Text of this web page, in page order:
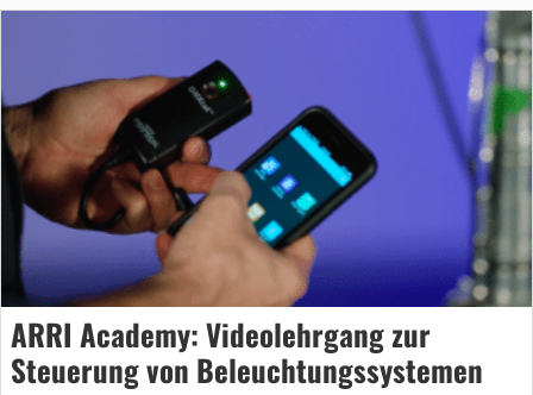
ARRI Academy: Videolehrgang zur
Steuerung von Beleuchtungssystemen